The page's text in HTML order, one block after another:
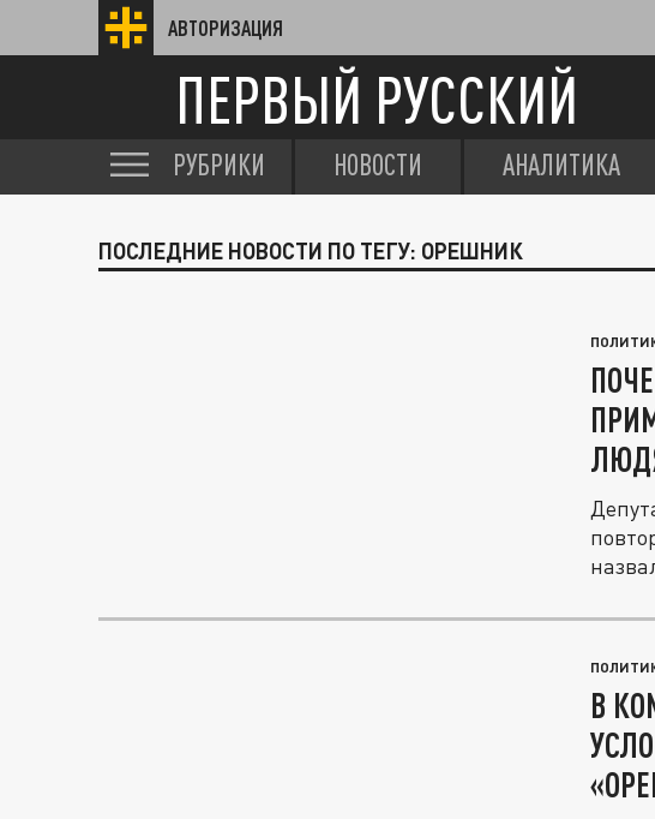
АВТОРИЗАЦИЯ
ПЕРВЫЙ РУССКИЙ
РУБРИКИ НОВОСТИ АНАЛИТИКА
ПОСЛЕДНИЕ НОВОСТИ ПО ТЕГУ: ОРЕШНИК
В